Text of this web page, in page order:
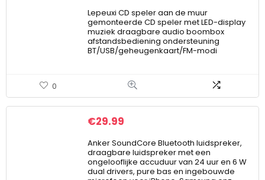
Lepeuxi CD speler aan de muur
gemonteerde CD speler met LED-display
muziek draagbare audio boombox
afstandsbediening ondersteuning
BT/USB/geheugenkaart/FM-modi
0
€29.99
Anker SoundCore Bluetooth luidspreker,
draagbare luidspreker met een
ongelooflijke accuduur van 24 uur en 6 W
dual drivers, pure bas en ingebouwde